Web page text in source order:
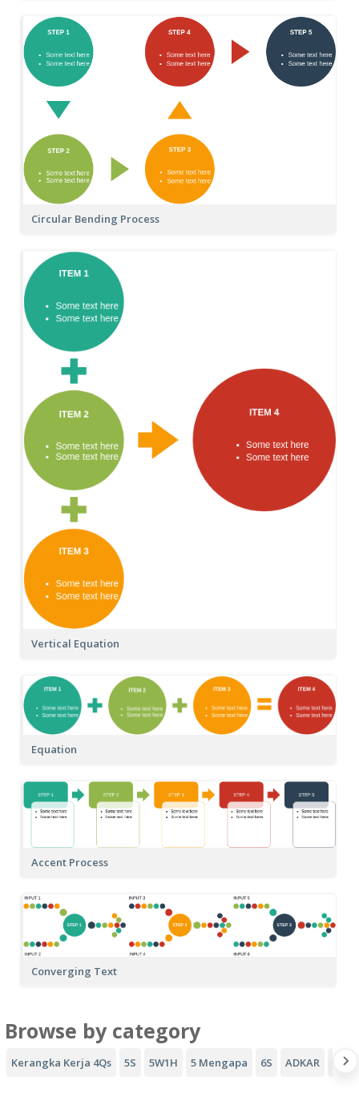
Circular Bending Process
Vertical Equation
Equation
Accent Process
Converging Text
Browse by category
Kerangka Kerja 4Qs 5S 5W1H 5 Mengapa 6S ADKAR